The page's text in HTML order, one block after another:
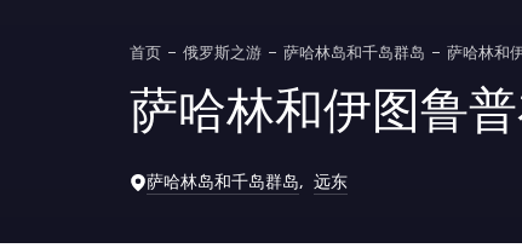
首页 俄罗斯之游 萨哈林岛和千岛群岛 萨哈林和
萨哈林和伊图鲁
萨哈林岛和千岛群岛 远东